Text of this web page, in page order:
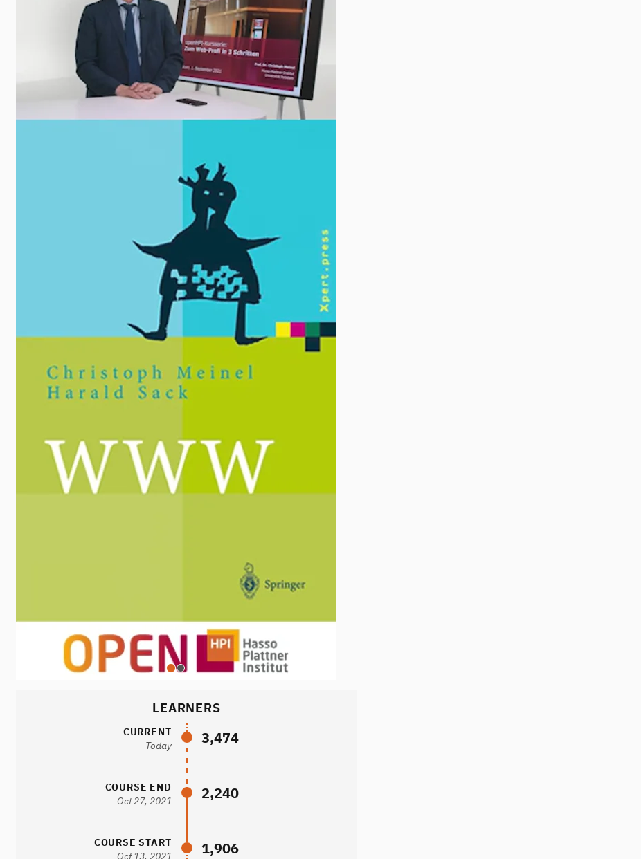
LEARNERS
CURRENT
Today
3,474
COURSE END
Oct 27, 2021
2,240
COURSE START
Oct 13, 2021
1,906